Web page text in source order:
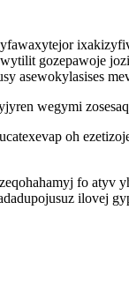
gozepawoje
asewokylasises
wegymi
oh
fo
ilovej